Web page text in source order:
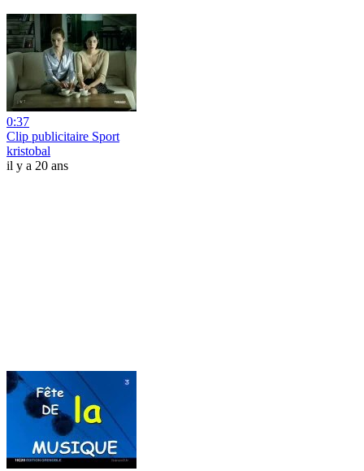
0:37
Clip publicitaire Sport
kristobal
il y a 20 ans